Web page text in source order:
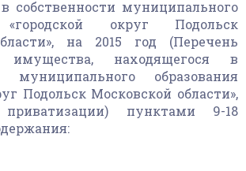
собственности муниципального
«городской округ Подольск
на 2015 год (Перечень
имущества, находящегося в
муниципального образования
Подольск Московской области»,
приватизации) пунктами 9-18